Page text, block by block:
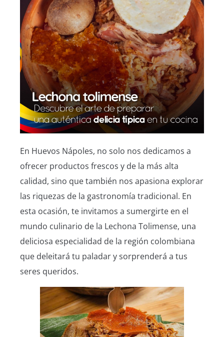
En Huevos Nápoles, no solo nos dedicamos a
ofrecer productos frescos y de la más alta
calidad, sino que también nos apasiona explorar
las riquezas de la gastronomía tradicional. En
esta ocasión, te invitamos a sumergirte en el
mundo culinario de la Lechona Tolimense, una
deliciosa especialidad de la región colombiana
que deleitará tu paladar y sorprenderá a tus
seres queridos.